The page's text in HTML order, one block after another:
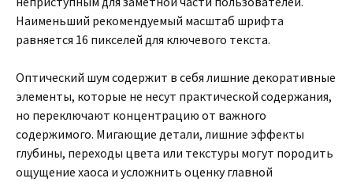
Наименьший рекомендуемый масштаб шрифта
равняется 16 пикселей для ключевого текста.
Оптический шум содержит в себя лишние декоративные
элементы, которые не несут практической содержания,
но переключают концентрацию от важного
содержимого. Мигающие детали, лишние эффекты
глубины, переходы цвета или текстуры могут породить
ощущение хаоса и усложнить оценку главной